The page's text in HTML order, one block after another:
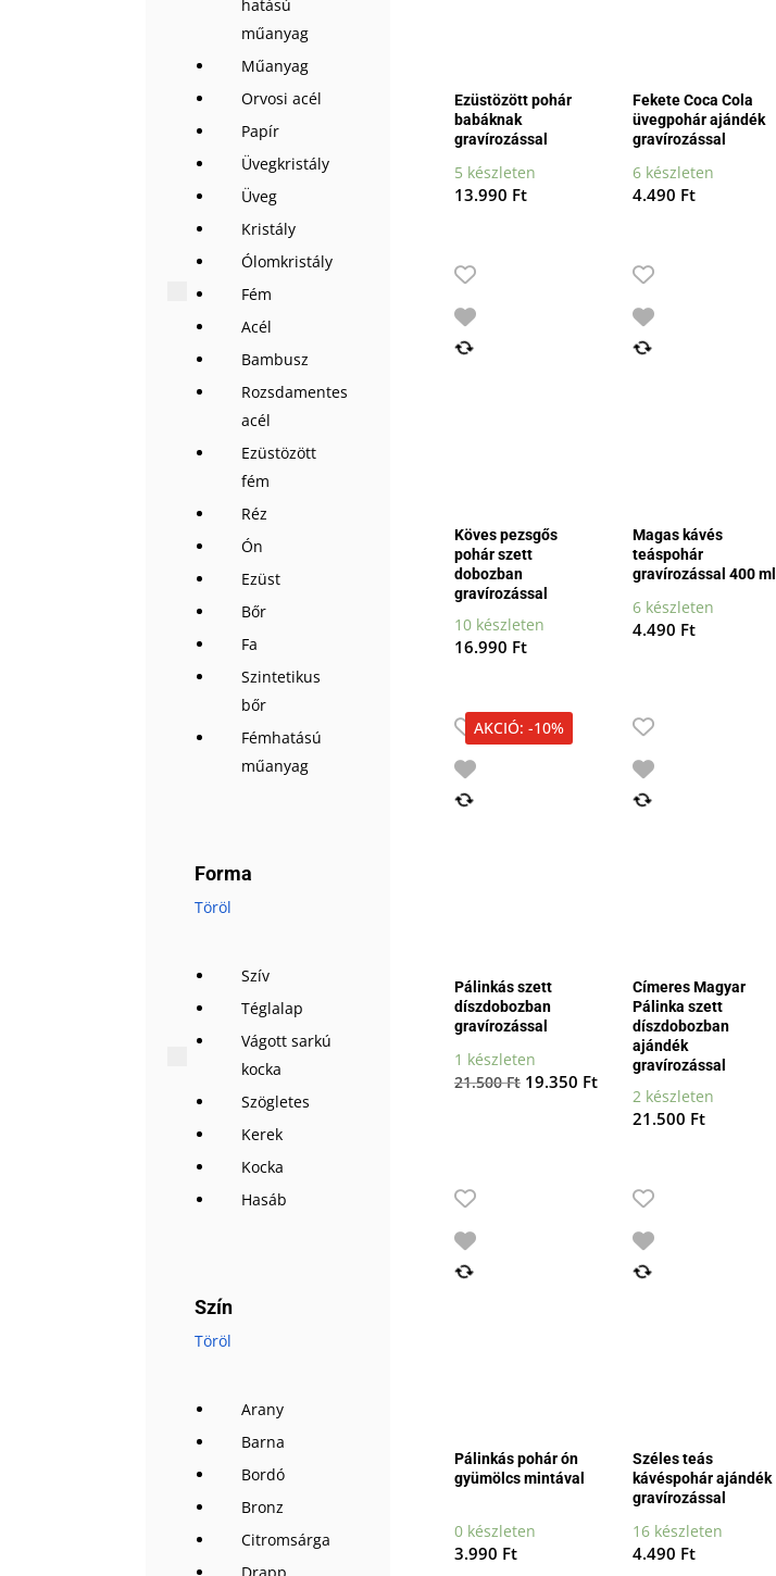
hatású
műanyag
Műanyag
Orvosi acél
Papír
Üvegkristály
Üveg
Kristály
Ólomkristály
Fém
Acél
Bambusz
Rozsdamentes
acél
Ezüstözött
fém
Réz
Ón
Ezüst
Bőr
Fa
Szintetikus
bőr
Fémhatású
műanyag
Forma
Töröl
Szív
Téglalap
Vágott sarkú
kocka
Szögletes
Kerek
Kocka
Hasáb
Szín
Töröl
Arany
Barna
Bordó
Bronz
Citromsárga
Ezüstözött pohár
babáknak
gravírozással
5 készleten
13.990 Ft
Fekete Coca Cola
üvegpohár ajándék
gravírozással
6 készleten
4.490 Ft
Köves pezsgős
pohár szett
dobozban
gravírozással
10 készleten
16.990 Ft
Magas kávés
teáspohár
gravírozással 400 ml
6 készleten
4.490 Ft
AKCIÓ: -10%
Pálinkás szett
díszdobozban
gravírozással
1 készleten
21.500Ft Original
19.350 FtCurrent
price
19.350 Ft.
Címeres Magyar
Pálinka szett
díszdobozban
ajándék
gravírozással
2 készleten
21.500 Ft
Pálinkás pohár ón
gyümölcs mintával
0 készleten
3.990 Ft
Széles teás
kávéspohár ajándék
gravírozással
16 készleten
4.490 Ft